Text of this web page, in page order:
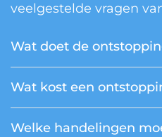
veelgestelde vragen
Wat doet de
Wat kost een
Welke handelingen